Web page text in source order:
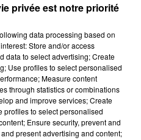
signé de vie depuis 5
recherches pour le
privée est notre priorité
data processing based on
Store and/or access
data to select advertising; Create
Use profiles to select personalised
Measure content
through statistics or combinations
and improve services; Create
profiles to select personalised
Ensure security, prevent and
present advertising and content;